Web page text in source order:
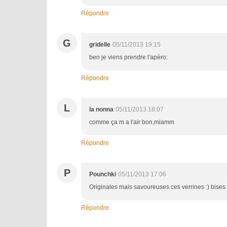
Répondre
G gridelle 05/11/2013 19:15
ben je viens prendre l'apéro:
Répondre
L la nonna 05/11/2013 18:07
comme ça m a l'air bon,miamm
Répondre
P Pounchki 05/11/2013 17:06
Originales mais savoureuses ces verrines :)
Répondre